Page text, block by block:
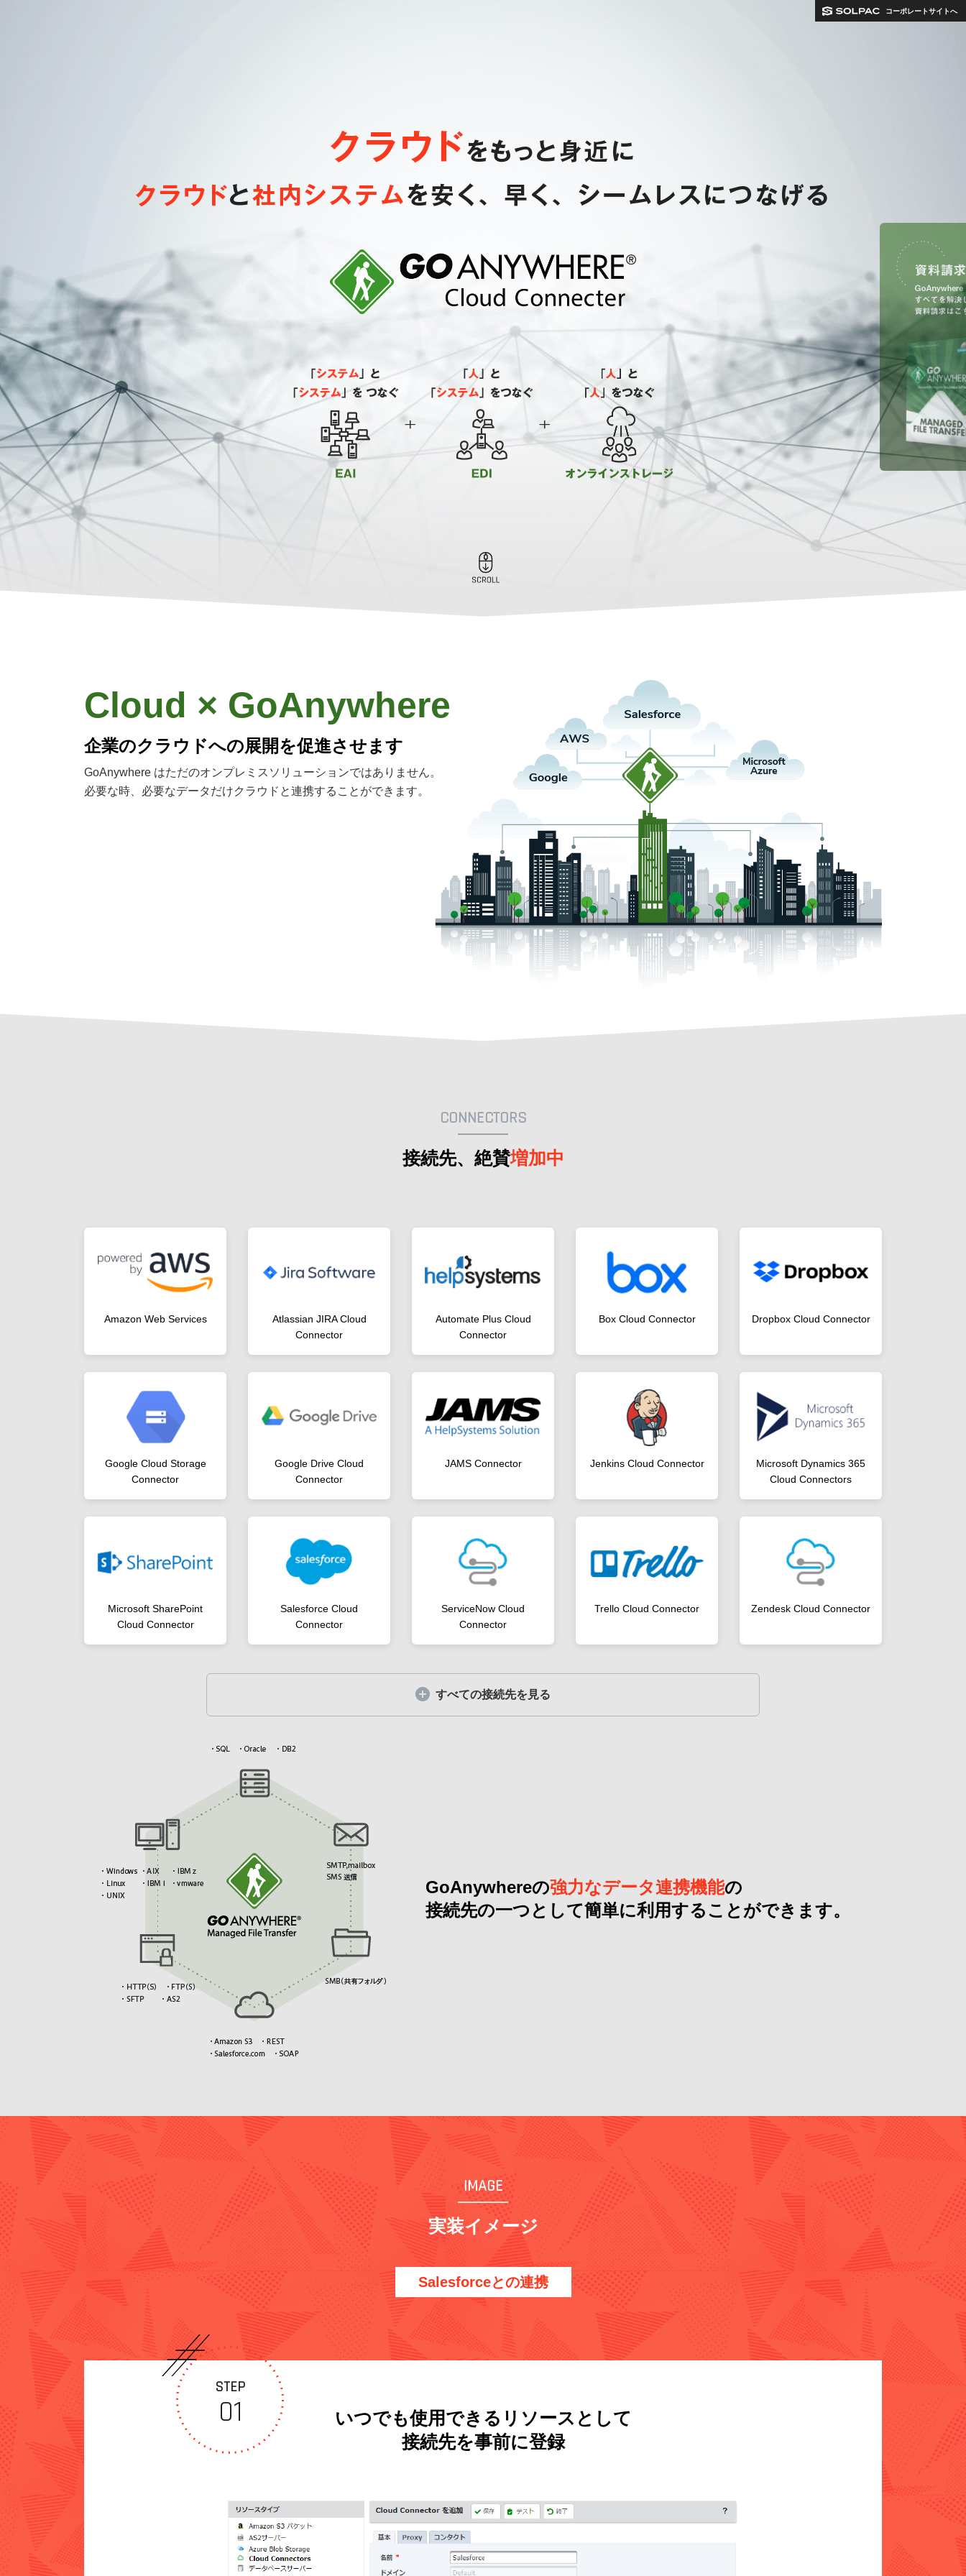
コーポレートサイトへ
Cloud × GoAnywhere
企業のクラウドへの展開を促進させます
GoAnywhere はただのオンプレミスソリューションではありません。
必要な時、必要なデータだけクラウドと連携することができます。
CONNECTORS
接続先、絶賛増加中
Amazon Web Services
Atlassian JIRA Cloud
Connector
Automate Plus Cloud
Connector
Box Cloud Connector Dropbox Cloud Connector
Google Cloud Storage
Connector
Google Drive Cloud
Connector
JAMS Connector Jenkins Cloud Connector
Microsoft Dynamics 365
Cloud Connectors
Microsoft SharePoint
Cloud Connector
Salesforce Cloud
Connector
ServiceNow Cloud
Connector
Trello Cloud Connector Zendesk Cloud Connector
すべての接続先を見る
GoAnywhereの強力なデータ連携機能の
接続先の一つとして簡単に利用することができます。
IMAGE
実装イメージ
Salesforceとの連携
STEP
01
いつでも使用できるリソースとして
接続先を事前に登録